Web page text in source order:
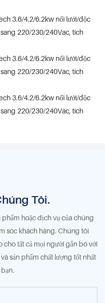
Tôi.
phẩm hoặc dịch vụ của chúng
sóc khách hàng. Chúng tôi
tất cả mọi người gắn bó với
sản phẩm chất lượng tốt nhất